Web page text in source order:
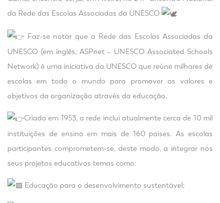
da Rede das Escolas Associadas da UNESCO
Faz-se notar que a Rede das Escolas Associadas da
UNESCO (em inglês, ASPnet – UNESCO Associated Schools
Network) é uma iniciativa da UNESCO que reúne milhares de
escolas em todo o mundo para promover os valores e
objetivos da organização através da educação.
Criada em 1953, a rede inclui atualmente cerca de 10 mil
instituições de ensino em mais de 160 países. As escolas
participantes comprometem-se, deste modo, a integrar nos
seus projetos educativos temas como:
Educação para o desenvolvimento sustentável;